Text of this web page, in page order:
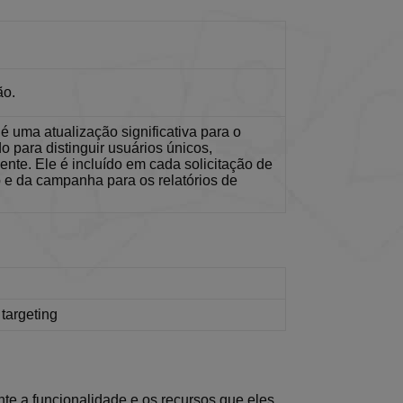
uma atualização significativa para o
para distinguir usuários únicos,
Ele é incluído em cada solicitação de
da campanha para os relatórios de
de um
- que é
atribuindo um